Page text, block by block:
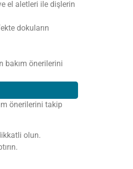
el aletleri ile dişlerin
dokuların
bakım önerilerini
önerilerini takip
olun.